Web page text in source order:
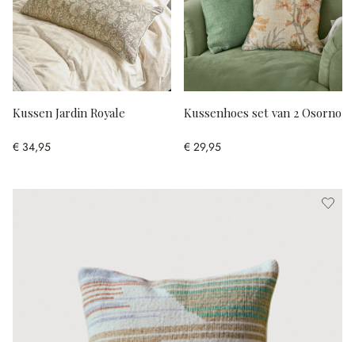
Kussen Jardin Royale
€ 34,95
Kussenhoes set van 2 Osorno
€ 29,95